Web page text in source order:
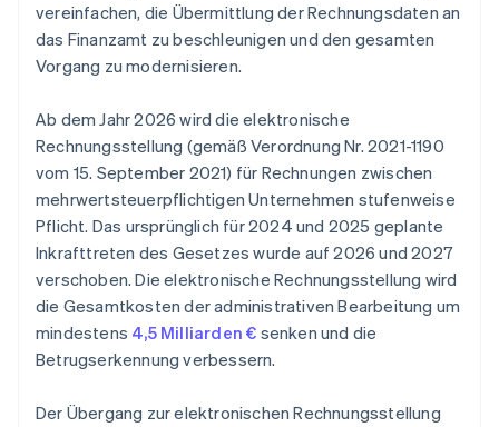
vereinfachen, die Übermittlung der Rechnungsdaten an
das Finanzamt zu beschleunigen und den gesamten
Vorgang zu modernisieren.
Ab dem Jahr 2026 wird die elektronische
Rechnungsstellung (gemäß Verordnung Nr. 2021-1190
vom 15. September 2021) für Rechnungen zwischen
mehrwertsteuerpflichtigen Unternehmen stufenweise
Pflicht. Das ursprünglich für 2024 und 2025 geplante
Inkrafttreten des Gesetzes wurde auf 2026 und 2027
verschoben. Die elektronische Rechnungsstellung wird
die Gesamtkosten der administrativen Bearbeitung um
mindestens 4,5 Milliarden € senken und die
Betrugserkennung verbessern.
Der Übergang zur elektronischen Rechnungsstellung